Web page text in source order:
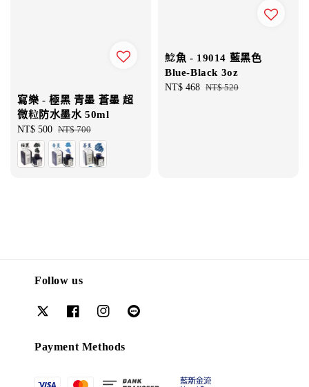
寫樂 - 極黑 青墨 蒼墨 超
微粒防水墨水 50ml
Sale
price
NT$ 500 Regular
price
NT$ 700
鯰魚 - 19014 藍黑色
Blue-Black 3oz
Sale
NT$ 468 Regular
NT$ 520
Follow us
Payment Methods